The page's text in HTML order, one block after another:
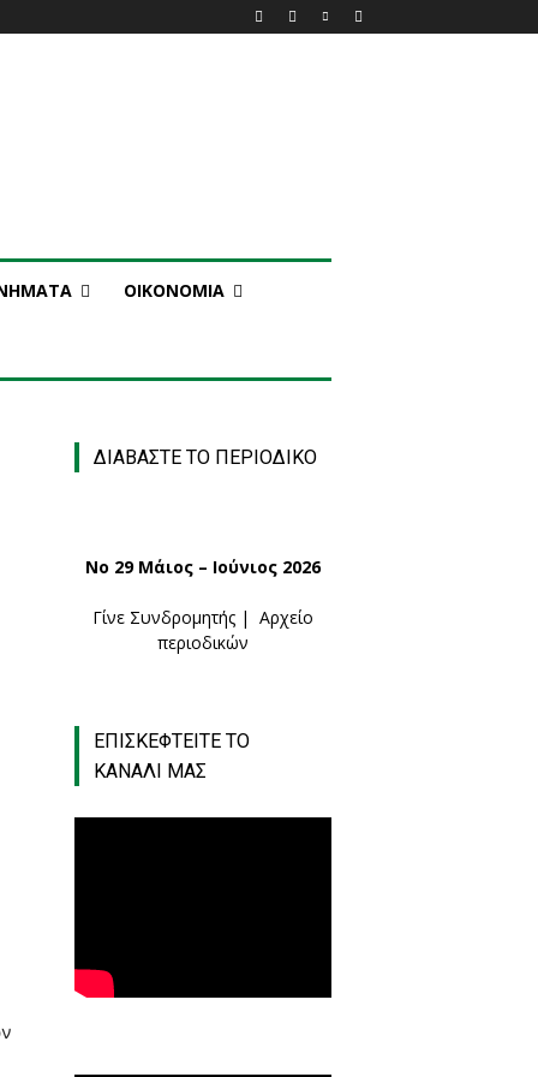
ΟΙΚΟΝΟΜΙΑ
ΔΙΑΒΑΣΤΕ ΤΟ ΠΕΡΙΟΔΙΚΟ
Νο 29 Μάιος – Ιούνιος 2026
Γίνε Συνδρομητής | Αρχείο
περιοδικών
ΕΠΙΣΚΕΦΤΕΙΤΕ ΤΟ
ΚΑΝΑΛΙ ΜΑΣ